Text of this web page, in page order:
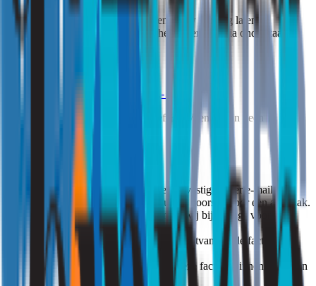
Wilt u vocht- of schimmelproblemen in uw woning laten
onderzoeken? Bestel gemakkelijk het onderzoek via onderstaande
button.
Ja, bestel dit onderzoek voor €297,- incl.
Alle genoemde prijzen zijn inclusief BTW, en er zijn geen
De vervolgstappen
Na uw akkoord ontvangt u een bevestiging per e-mail.
Na de bevestiging sturen wij u een voorstel voor een afspraak.
Op de afgesproken datum komen wij bij u langs voor het
onderzoek.
Zodra het onderzoek is afgerond, ontvangt u de factuur van
ons.
Wij verzoeken u vriendelijk om deze factuur binnen 14 dagen
te voldoen.